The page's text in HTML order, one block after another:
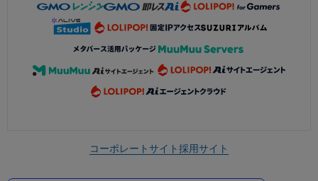
コーポレートサイト採用サイト